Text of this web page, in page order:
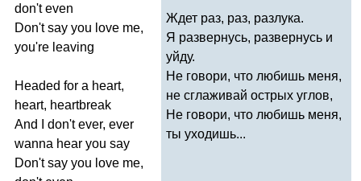
don't even
Don't say you love me,
you're leaving
Headed for a heart,
heart, heartbreak
And
don't ever, ever
wanna hear you say
Don't say you love me,
Ждет раз, раз, разлука.
Я развернусь, развернусь и
уйду.
Не говори, что любишь меня,
не сглаживай острых углов,
Не говори, что любишь меня,
ты уходишь...